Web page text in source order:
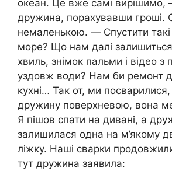
океан. Це вже самі вирішимо,
дружина, порахувавши гроші.
немаленькою. — Спустити такі
море? Що нам далі
хвиль, знімок пальми і відео з
уздовж води? Нам би ремонт
кухні… Так от, ми
дружину поверхневою, вона
Я пішов спати на дивані, а
залишилася одна на м’якому
ліжку. Наші сварки
тут дружина заявила: